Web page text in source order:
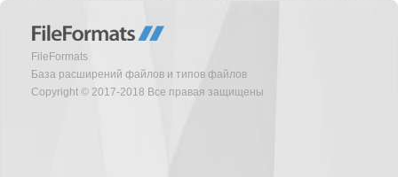
FileFormats
База расширений файлов и типов файлов
Copyright © 2017-2018 Все правая защищены